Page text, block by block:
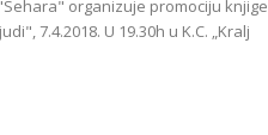
organizuje promociju knjige
7.4.2018. U 19.30h u K.C. „Kralj